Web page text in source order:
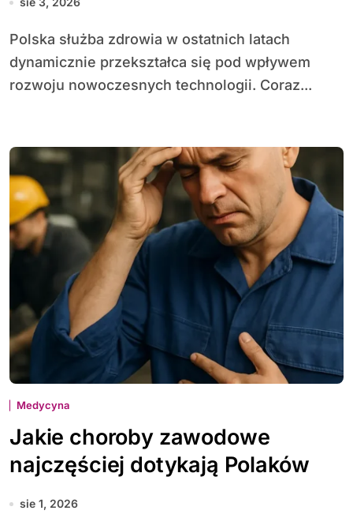
Polska służba zdrowia w ostatnich latach
dynamicznie przekształca się pod wpływem
rozwoju nowoczesnych technologii. Coraz...
Medycyna
Jakie choroby zawodowe
najczęściej dotykają Polaków
sie 1, 2026